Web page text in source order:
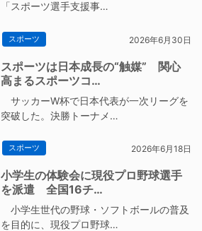
「スポーツ選手支援事…
スポーツ 2026年6月30日
スポーツは日本成長の“触媒” 関心
高まるスポーツコ…
サッカーW杯で日本代表が一次リーグを
突破した。決勝トーナメ…
スポーツ 2026年6月18日
小学生の体験会に現役プロ野球選手
を派遣 全国16チ…
小学生世代の野球・ソフトボールの普及
を目的に、現役プロ野球…